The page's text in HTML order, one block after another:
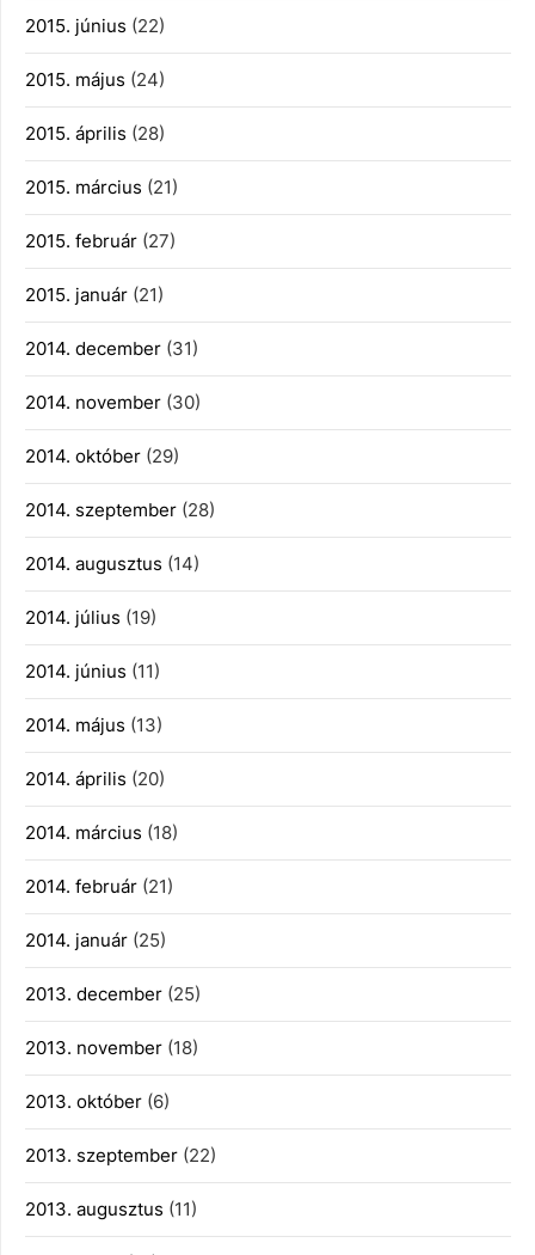
2015. június (22)
2015. május (24)
2015. április (28)
2015. március (21)
2015. február (27)
2015. január (21)
2014. december (31)
2014. november (30)
2014. október (29)
2014. szeptember (28)
2014. augusztus (14)
2014. július (19)
2014. június (11)
2014. május (13)
2014. április (20)
2014. március (18)
2014. február (21)
2014. január (25)
2013. december (25)
2013. november (18)
2013. október (6)
2013. szeptember (22)
2013. augusztus (11)